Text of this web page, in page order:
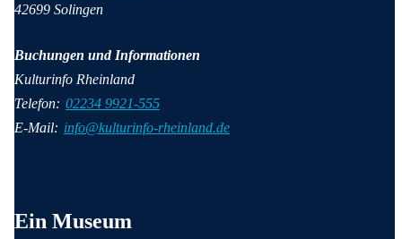
42699 Solingen
Buchungen und Informationen
Kulturinfo Rheinland
Telefon: 02234 9921-555
E-Mail: info@kulturinfo-rheinland.de
Ein Museum